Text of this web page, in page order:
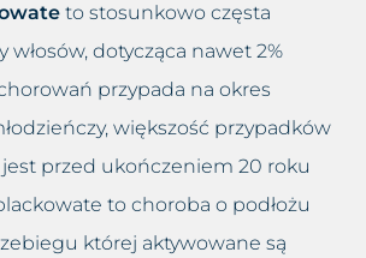
twarz
twarz
cellulitu
makijażu
prosaków
to stosunkowo częsta
włosów, dotycząca nawet 2%
przypada na okres
większość przypadków
przed ukończeniem 20 roku
to choroba o podłożu
której aktywowane są